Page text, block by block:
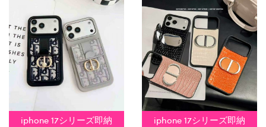
iphone 17シリーズ即納 iphone 17シリーズ即納